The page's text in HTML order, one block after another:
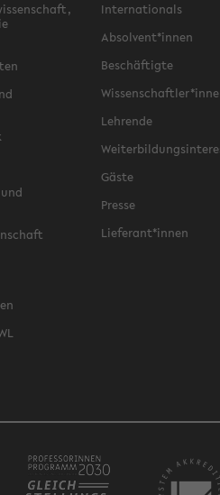
Internationals
Absolvent*innen
Beschäftigte
Lehrende
Gäste
Presse
Lieferant*innen